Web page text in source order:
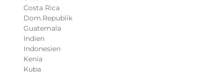
Costa Rica
Dom.Republik
Guatemala
Indien
Indonesien
Kenia
Kuba